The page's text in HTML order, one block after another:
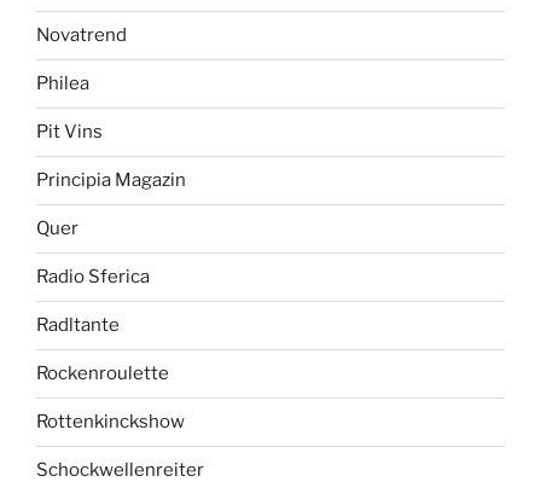
Novatrend
Philea
Pit Vins
Principia Magazin
Quer
Radio Sferica
Radltante
Rockenroulette
Rottenkinckshow
Schockwellenreiter